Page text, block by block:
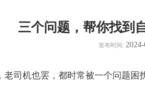
三个问题，帮你找到
发布时间:
老司机也罢，都时常被一个问题困